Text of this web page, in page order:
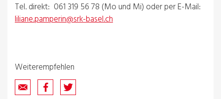
Tel. direkt: 061 319 56 78 (Mo und Mi) oder per E-Mail:
liliane.pamperin@srk-basel.ch
Weiterempfehlen